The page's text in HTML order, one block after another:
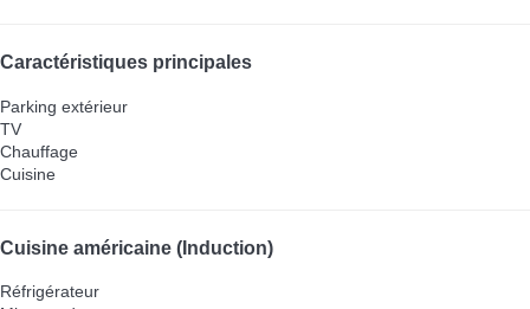
Caractéristiques principales
Parking extérieur
TV
Chauffage
Cuisine
Cuisine américaine (Induction)
Réfrigérateur